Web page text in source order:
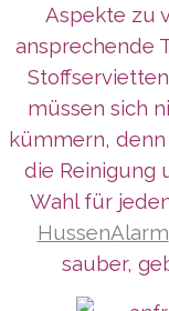
Aspekte zu
ansprechende
müssen sich
kümmern,
die Reinigung
Wahl für
HussenAlarm
sauber,